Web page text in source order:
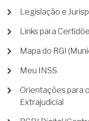
Legislação e
Links para
Mapa do RGI
Meu INSS
Orientações para
Extrajudicial